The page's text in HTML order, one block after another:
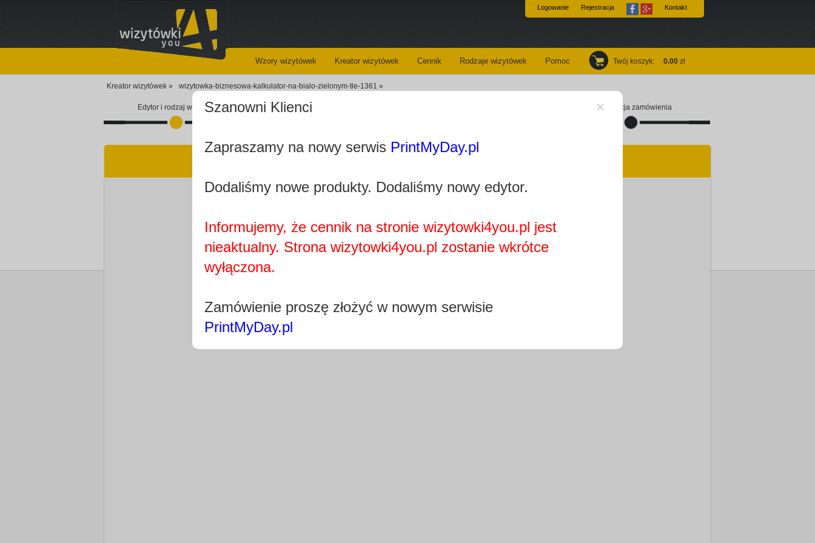
Wzory wizytówek Kreator wizytówek Cennik Rodzaje wizytówek Pomoc
Logowanie Rejestracja Kontakt
Twój koszyk: 0.00 zł
Kreator wizytówek » wizytowka-biznesowa-kalkulator-na-bialo-zielonym-tle-1361 »
Edytor i rodzaj wizytówki Finalizacja zamówienia
Najprawdopobodniej nie posiadasz zainstalowanej wtyczki
×
Szanowni Klienci
Zapraszamy na nowy serwis PrintMyDay.pl
Dodaliśmy nowe produkty. Dodaliśmy nowy edytor.
Informujemy, że cennik na stronie wizytowki4you.pl jest
nieaktualny. Strona wizytowki4you.pl zostanie wkrótce
wyłączona.
Zamówienie proszę złożyć w nowym serwisie
PrintMyDay.pl